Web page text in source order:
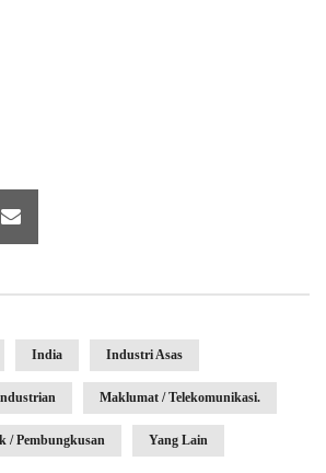
India Industri Asas
Maklumat / Telekomunikasi.
/ Pembungkusan Yang Lain